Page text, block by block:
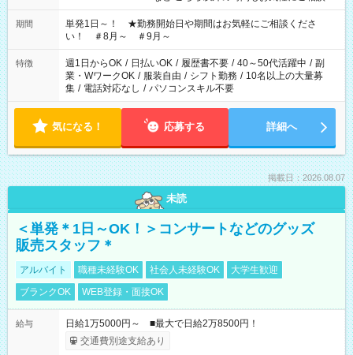
ださい！
期間
単発1日～！ ★勤務開始日や期間はお気軽にご相談くださ
い！ ＃8月～ ＃9月～
特徴 週1日からOK / 日払いOK / 履歴書不要 / 40～50代活躍中 / 副
業・WワークOK / 服装自由 / シフト勤務 / 10名以上の大量募
集 / 電話対応なし / パソコンスキル不要
気になる！ 応募する 詳細へ
掲載日：2026.08.07
未読
＜単発＊1日～OK！＞コンサートなどのグッズ
販売スタッフ＊
アルバイト 職種未経験OK 社会人未経験OK
大学生歓迎
ブランクOK
WEB登録・面接OK
給与
日給1万5000円～ ■最大で日給2万8500円！
交通費別途支給あり